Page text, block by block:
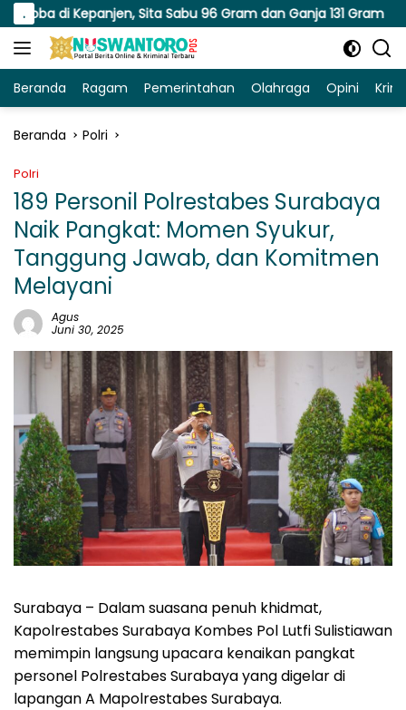
Langsung
ke
konten
. Sita Sabu 96 Gram dan Ganja 131 Gram Sinergi
Beranda Ragam Pemerintahan Olahraga Opini
Beranda Polri
Polri
189 Personil Polrestabes Surabaya
Naik Pangkat: Momen Syukur,
Tanggung Jawab, dan Komitmen
Melayani
Agus
Juni 30, 2025
Surabaya – Dalam suasana penuh khidmat,
Kapolrestabes Surabaya Kombes Pol Lutfi Sulistiawan
memimpin langsung upacara kenaikan pangkat
personel Polrestabes Surabaya yang digelar di
lapangan A Mapolrestabes Surabaya.